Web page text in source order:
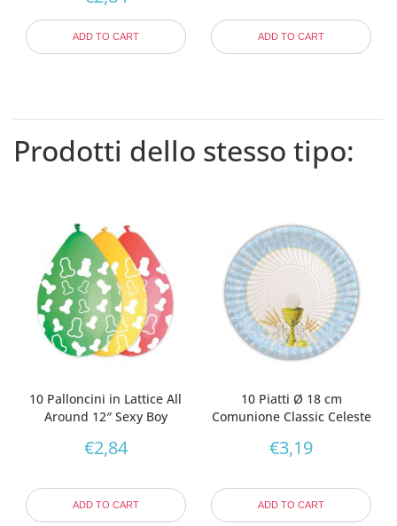
ADD TO CART ADD TO CART
Prodotti dello stesso tipo:
10 Palloncini in Lattice All
Around 12″ Sexy Boy
€2,84
ADD TO CART
10 Piatti Ø 18 cm
Comunione Classic Celeste
€3,19
ADD TO CART